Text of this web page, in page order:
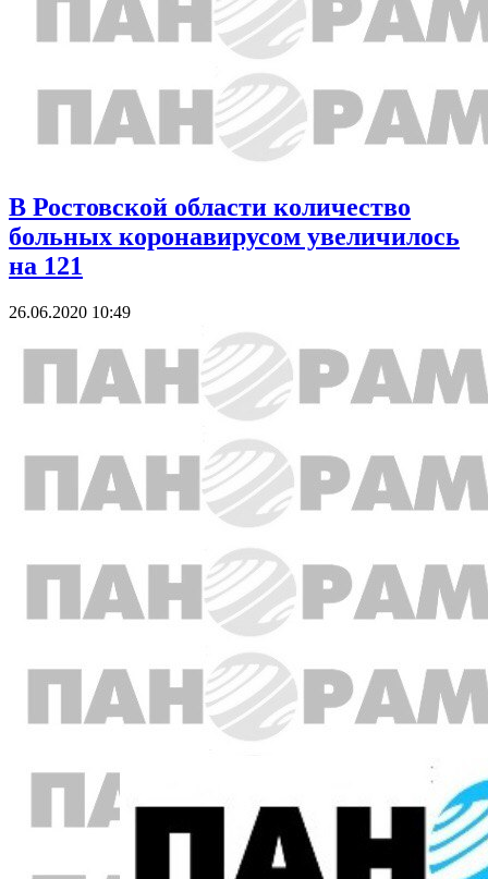
В Ростовской области количество
больных коронавирусом увеличилось
на 121
26.06.2020 10:49